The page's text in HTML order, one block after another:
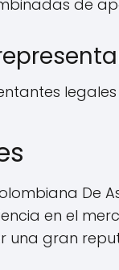
de
De
en el
una gran